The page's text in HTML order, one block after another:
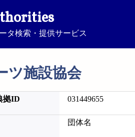
タ検索・提供サービス
ツ施設協会
拠ID 031449655
団体名